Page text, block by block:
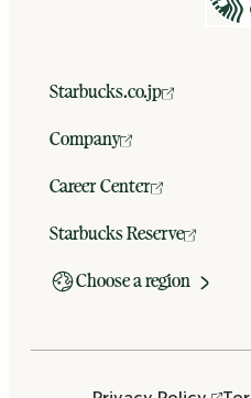
Starbucks.co.jp
Company
Career Center
Starbucks Reserve
Choose a region